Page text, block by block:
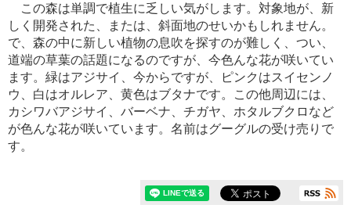
この森は単調で植生に乏しい気がします。対象地が、新
しく開発された、または、斜面地のせいかもしれません。
で、森の中に新しい植物の息吹を探すのが難しく、つい、
道端の草葉の話題になるのですが、今色んな花が咲いてい
ます。緑はアジサイ、今からですが、ピンクはスイセンノ
ウ、白はオルレア、黄色はブタナです。この他周辺には、
カシワバアジサイ、バーベナ、チガヤ、ホタルブクロなど
が色んな花が咲いています。名前はグーグルの受け売りで
す。